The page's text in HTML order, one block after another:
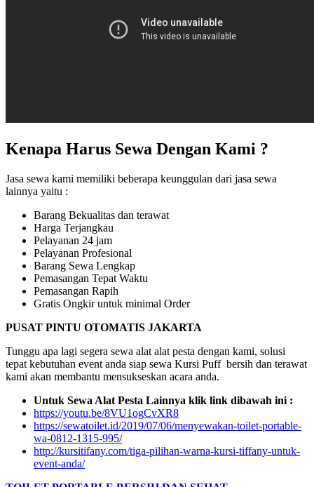
Kenapa Harus Sewa Dengan Kami ?
Jasa sewa kami memiliki beberapa keunggulan dari jasa sewa
lainnya yaitu :
Barang Bekualitas dan terawat
Harga Terjangkau
Pelayanan 24 jam
Pelayanan Profesional
Barang Sewa Lengkap
Pemasangan Tepat Waktu
Pemasangan Rapih
Gratis Ongkir untuk minimal Order
PUSAT PINTU OTOMATIS JAKARTA
Tunggu apa lagi segera sewa alat alat pesta dengan kami, solusi
tepat kebutuhan event anda siap sewa Kursi Puff bersih dan terawat
kami akan membantu mensukseskan acara anda.
Untuk Sewa Alat Pesta Lainnya klik link dibawah ini :
https://youtu.be/8VU1ogCvXR8
https://sewatoilet.id/2019/07/06/menyewakan-toilet-portable-
wa-0812-1315-995/
http://kursitifany.com/tiga-pilihan-warna-kursi-tiffany-untuk-
event-anda/